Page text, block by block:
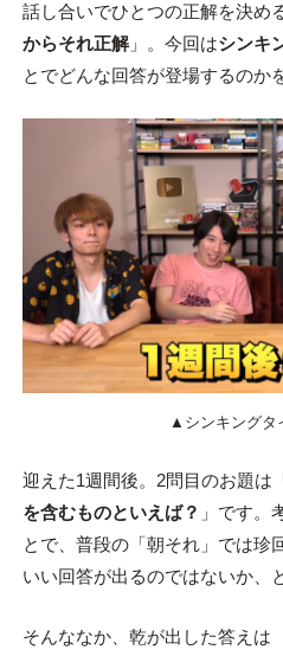
話し合いでひとつの正解を決め
からそれ正解」。今回はシンキ
とでどんな回答が登場するのか
▲シンキングタ
迎えた1週間後。2問目のお題は
を含むものといえば？ 」です。
とで、普段の「朝それ」では珍
いい回答が出るのではないか、
そんななか、乾が出した答えは